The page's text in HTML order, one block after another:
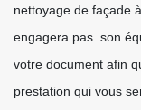
nettoyage de façade
engagera pas. son
votre document afin
prestation qui vous